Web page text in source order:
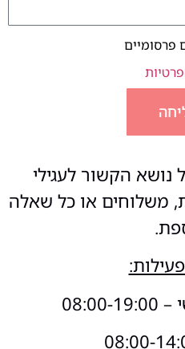
פרסומיים
נושא הקשור לעגילי
משלוחים או כל שאלה